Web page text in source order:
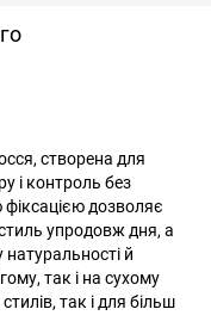
створена для
і контроль без
дозволяє
упродовж дня, а
й
так і на сухому
так і для більш